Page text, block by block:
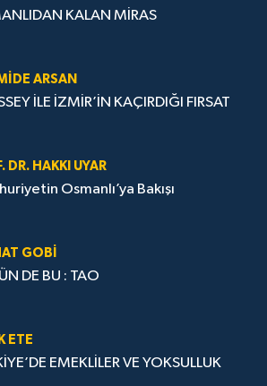
KALAN MİRAS
ARSAN
İLE İZMİR’İN KAÇIRDIĞI FIRSAT
DR. HAKKI UYAR
Osmanlı’ya Bakışı
GOBİ
DE BU : TAO
ETE
EMEKLİLER VE YOKSULLUK